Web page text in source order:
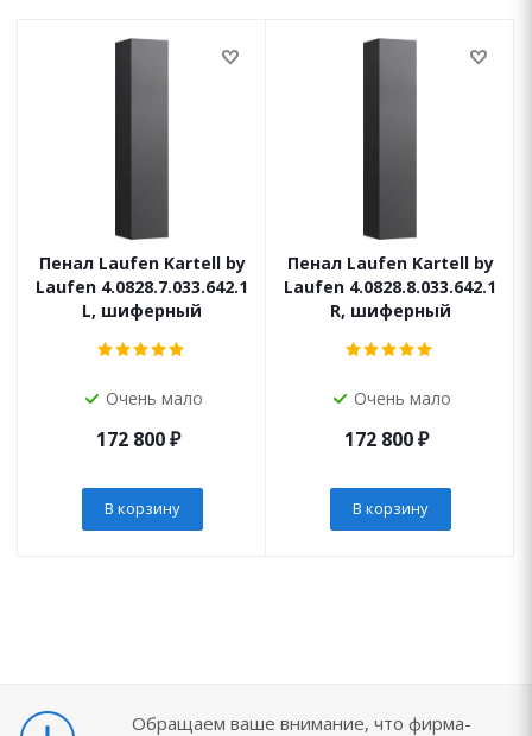
Пенал Laufen Kartell by
Laufen 4.0828.7.033.642.1
L, шиферный
Очень мало
172 800₽
В корзину
Пенал Laufen Kartell by
Laufen 4.0828.8.033.642.1
R, шиферный
Очень мало
172 800₽
В корзину
Обращаем ваше внимание, что фирма-